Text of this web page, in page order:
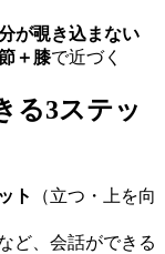
が覗き込まない
＋膝で近づく
る3ステッ
ト
（立つ・上を向
ど、会話ができる